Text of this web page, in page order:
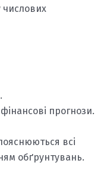
числових
прогнози.
всі
обґрунтувань.